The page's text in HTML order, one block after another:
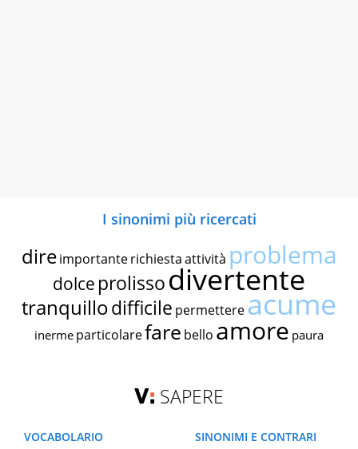
I sinonimi più ricercati
dire importante richiestaattività problema
dolce prolissodivertente
tranquillodifficile permettereacume
inerme particolarefare bello amore paura
SAPERE
VOCABOLARIO
SINONIMI E CONTRARI